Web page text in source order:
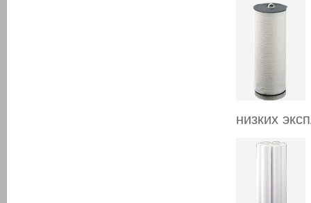
низких